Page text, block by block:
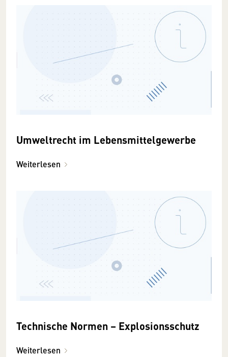
Umweltrecht im Lebensmittelgewerbe
Weiterlesen
Technische Normen – Explosionsschutz
Weiterlesen